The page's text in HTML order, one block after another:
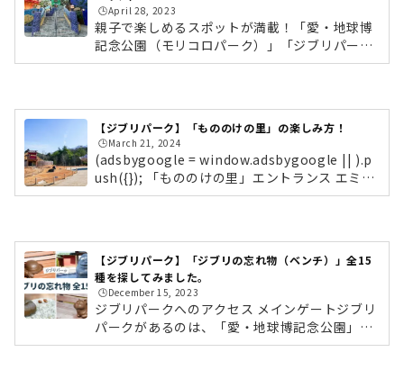
品です。無料エリアに設置されている、椅子が
描かれたピンクのBOXからも心がときめきま
す。中を開けると、鈴木敏夫Pのデザインした
🕒️April 28, 2023
親子で楽しめるスポットが満載！「愛・地球博
記念公園（モリコロパーク）」「ジブリパー
ク」がある「愛・地球博記念公園」は、「モリ
大な敷地内には、たくさんのあそびに出会える
大型児童「愛知県児童総合センター」をはじ
め、「自然体感遊具」や「大観覧車」などのレ
ジャー施設、「フィールドセンターもりの学
が...
【ジブリパーク】「もののけの里」の楽しみ方！
🕒️March 21, 2024
(adsbygoogle = window.adsbygoogle || ).p
ush({}); 「もののけの里」エントランス エミシ
の村を守る物見やぐら（登ることはできませ
は有料エリアなので、エントランスでチケット
を提示して、いざエリア内へ！カラフルなタイ
ルで彩られた乙事主の滑り台＆タタリ神のオブ
ジェ 乙事主の滑り台 白い毛並みをカラフルな
タイルや玉石で表現しています。エリア内でま
【ジブリパーク】「ジブリの忘れ物（ベンチ）」全15
種を探してみました。
🕒️December 15, 2023
ジブリパークへのアクセス メインゲートジブリ
パークがあるのは、「愛・地球博記念公園」で
す。地下鉄東山線・藤が丘駅からリニモに乗り